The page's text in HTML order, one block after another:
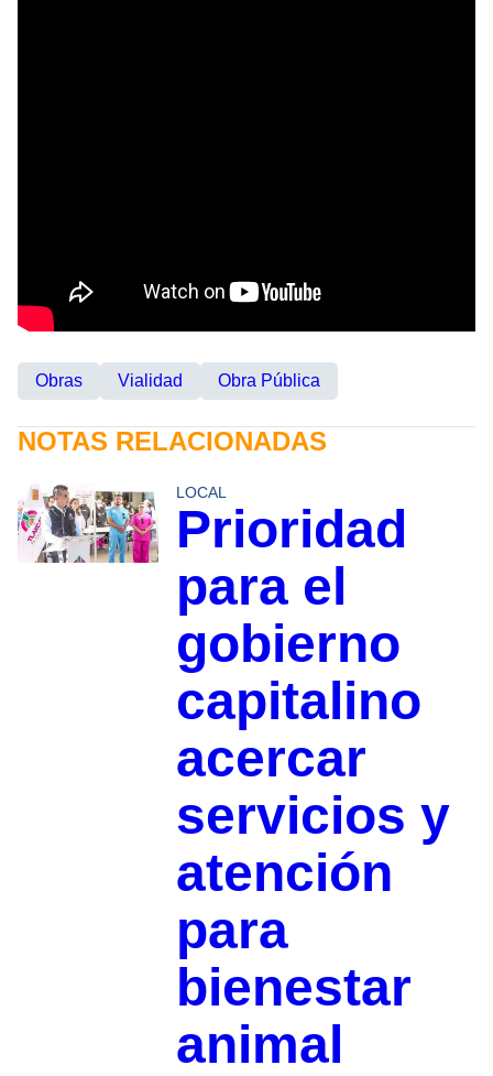
Obras Vialidad Obra Pública
NOTAS RELACIONADAS
LOCAL
Prioridad
para el
gobierno
capitalino
acercar
servicios y
atención
para
bienestar
animal